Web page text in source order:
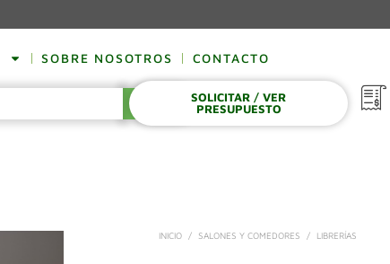
SOBRE NOSOTROS CONTACTO
SOLICITAR / VER
PRESUPUESTO
INICIO / SALONES Y COMEDORES / LIBRERÍAS